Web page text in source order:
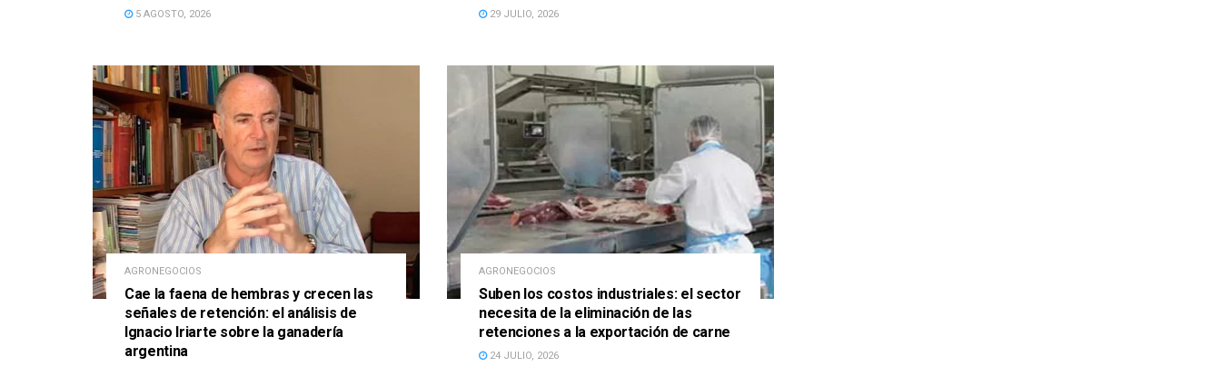
5 AGOSTO, 2026 29 JULIO, 2026
AGRONEGOCIOS
Cae la faena de hembras y crecen las
señales de retención: el análisis de
Ignacio Iriarte sobre la ganadería
argentina
AGRONEGOCIOS
Suben los costos industriales: el sector
necesita de la eliminación de las
retenciones a la exportación de carne
24 JULIO, 2026